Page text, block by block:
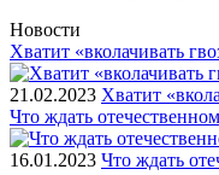
Новости
Хватит «вколачивать
21.02.2023 Хватит
Что ждать
16.01.2023 Что ждать